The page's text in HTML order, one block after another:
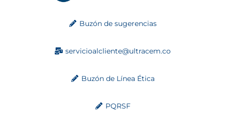
Buzón de sugerencias
servicioalcliente@ultracem.co
Buzón de Línea Ética
PQRSF